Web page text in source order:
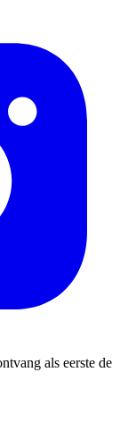
als eerste de